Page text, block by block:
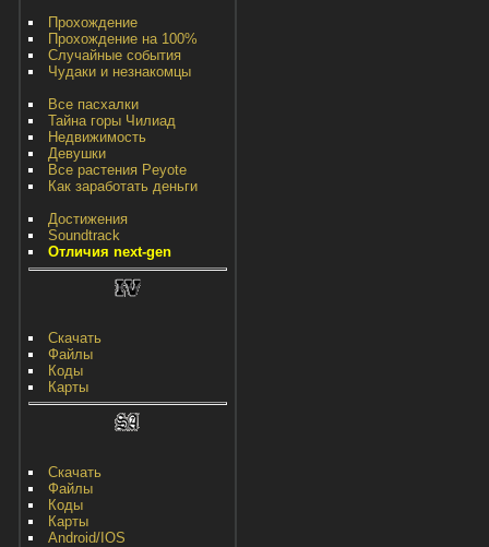
Прохождение
Прохождение на 100%
Случайные события
Чудаки и незнакомцы
Все пасхалки
Тайна горы Чилиад
Недвижимость
Девушки
Все растения Peyote
Как заработать деньги
Достижения
Soundtrack
Отличия next-gen
Скачать
Файлы
Коды
Карты
Скачать
Файлы
Коды
Карты
Android/IOS